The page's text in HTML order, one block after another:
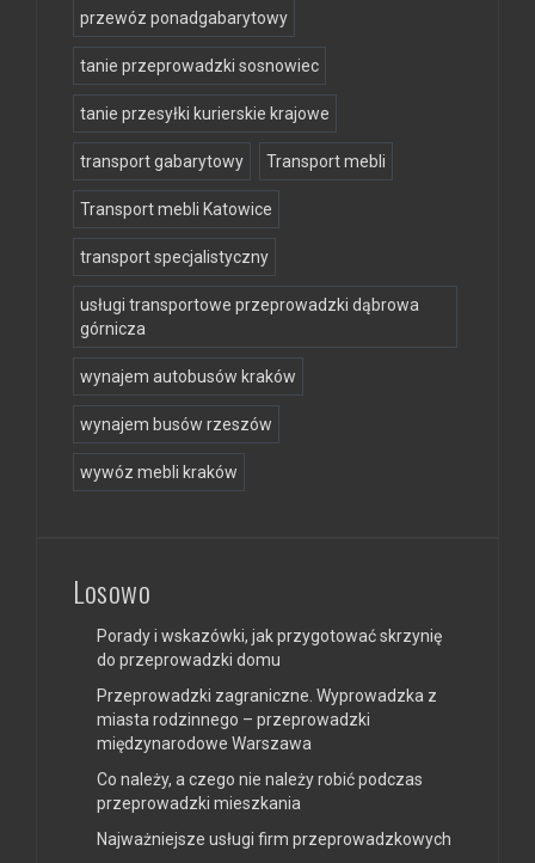
przewóz ponadgabarytowy
tanie przeprowadzki sosnowiec
tanie przesyłki kurierskie krajowe
transport gabarytowy Transport mebli
Transport mebli Katowice
transport specjalistyczny
usługi transportowe przeprowadzki dąbrowa
górnicza
wynajem autobusów kraków
wynajem busów rzeszów
wywóz mebli kraków
Losowo
Porady i wskazówki, jak przygotować skrzynię
do przeprowadzki domu
Przeprowadzki zagraniczne. Wyprowadzka z
miasta rodzinnego – przeprowadzki
międzynarodowe Warszawa
Co należy, a czego nie należy robić podczas
przeprowadzki mieszkania
Najważniejsze usługi firm przeprowadzkowych